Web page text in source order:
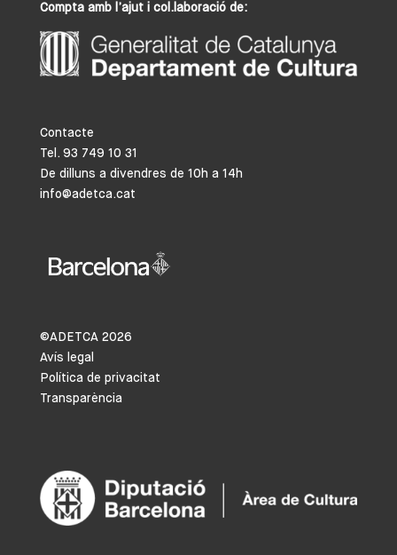
Compta amb l’ajut i col.laboració de:
Contacte
Tel. 93 749 10 31
De dilluns a divendres de 10h a 14h
info@adetca.cat
©ADETCA 2026
Avís legal
Política de privacitat
Transparència